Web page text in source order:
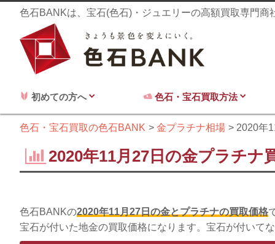
色石BANKは、宝石(色石)・ジュエリーの高額買取専門商
初めての方へ 色石・宝石買取方法
色石・宝石買取の色石BANK 金プラチナ相場 2020年
2020年11月27日の金プラチナ
色石BANKの2020年11月27日の金とプラチナの買取価格
宝石が付いた地金の買取価格になります。宝石が付いて